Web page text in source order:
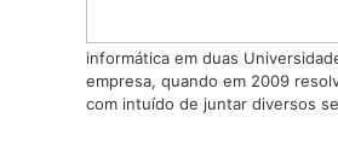
informática em duas
empresa, quando em 2009
com intuído de juntar diversos